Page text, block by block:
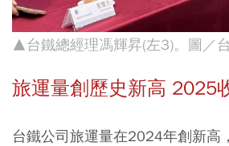
▲台鐵總經理馮輝昇(左3)。圖／
旅運量創歷史新高 2025
台鐵公司旅運量在2024年創新高